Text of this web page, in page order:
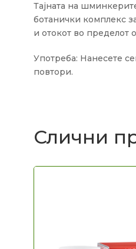
Тајната на
ботанички комплекс
и отокот во
Употреба: Нанесете
повтори.
Слични